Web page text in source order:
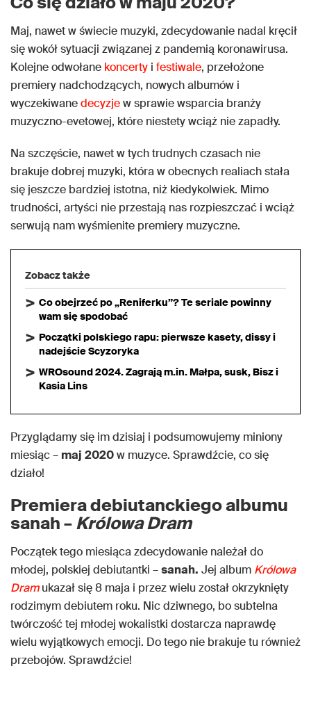
Maj, nawet w świecie muzyki, zdecydowanie nadal kręcił
się wokół sytuacji związanej z pandemią koronawirusa.
Kolejne odwołane koncerty i festiwale, przełożone
premiery nadchodzących, nowych albumów i
wyczekiwanedecyzjew sprawie wsparcia branży
muzyczno-evetowej, które niestety wciąż nie zapadły.
Na szczęście, nawet w tych trudnych czasach nie
brakuje dobrej muzyki, która w obecnych realiach stała
się jeszcze bardziej istotna, niż kiedykolwiek. Mimo
trudności, artyści nie przestają nas rozpieszczać i wciąż
serwują nam wyśmienite premiery muzyczne.
Zobacz także
Co obejrzeć po „Reniferku”? Te seriale powinny
wam się spodobać
Początki polskiego rapu: pierwsze kasety, dissy i
nadejście Scyzoryka
WROsound 2024. Zagrają m.in. Małpa, susk, Bisz i
Kasia Lins
Przyglądamy się im dzisiaj i podsumowujemy miniony
miesiąc – maj 2020w muzyce. Sprawdźcie, co się
działo!
Premiera debiutanckiego albumu
sanah –Królowa Dram
Początek tego miesiąca zdecydowanie należał do
młodej, polskiej debiutantki –sanah. Jej album Królowa
Dramukazał się 8 maja i przez wielu został okrzyknięty
rodzimym debiutem roku. Nic dziwnego, bo subtelna
twórczość tej młodej wokalistki dostarcza naprawdę
wielu wyjątkowych emocji. Do tego nie brakuje tu również
przebojów. Sprawdźcie!